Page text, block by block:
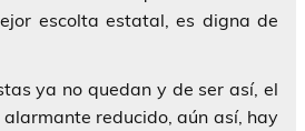
escolta estatal, es digna de
ya no quedan y de ser así, el
reducido, aún así, hay